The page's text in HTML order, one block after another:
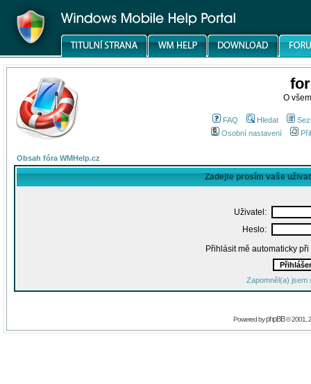
O
FAQ Hledat
Osobní nastavení
Obsah fóra WMHelp.cz
Zadejte prosím vaše
Uživatel:
Heslo:
Přihlásit mě automaticky
Zapomněl(a) jsem
Powered byphpBB© 2001,